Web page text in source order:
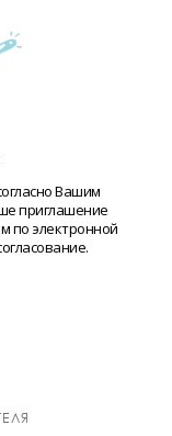
Вашим
приглашение
по электронной